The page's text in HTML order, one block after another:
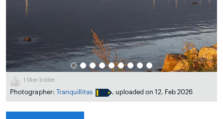
1 liker bildet
Photographer: Tranquillitas , uploaded on 12. Feb 2026